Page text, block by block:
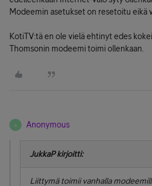
Modeemin asetukset on resetoitu eikä
KotiTV:tä en ole vielä ehtinyt edes
Thomsonin modeemi toimi ollenkaan.
A Anonymous
JukkaP kirjoitti:
Liittymä toimii vanhalla